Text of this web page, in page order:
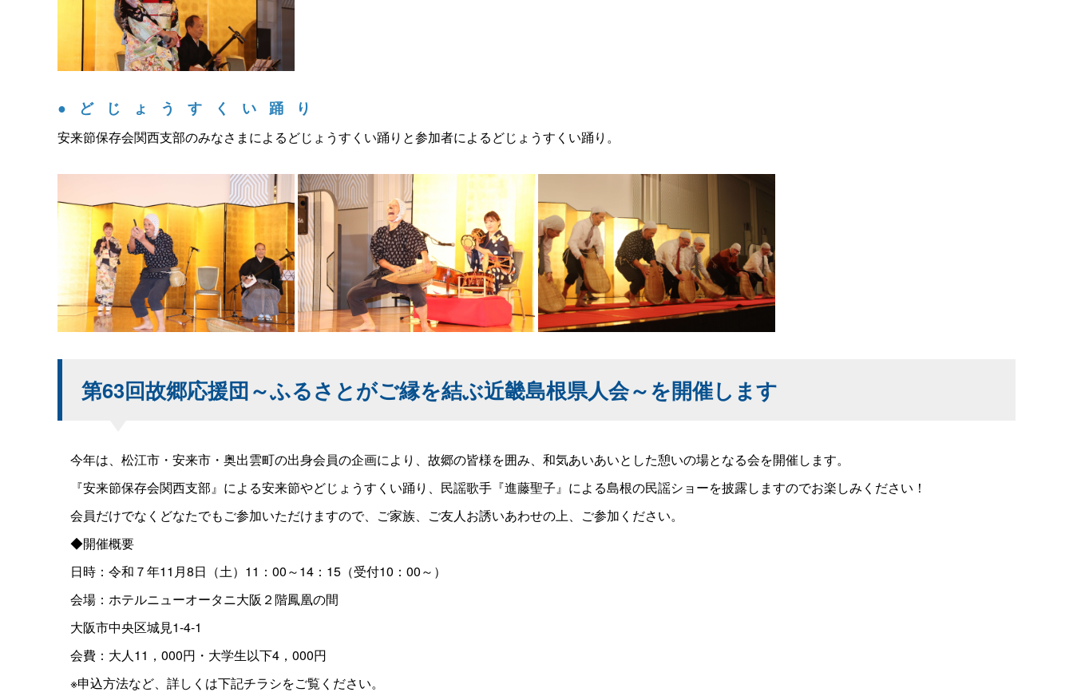
●どじょうすくい踊り
安来節保存会関西支部のみなさまによるどじょうすくい踊りと参加者によるどじょうすくい踊り。
第63回故郷応援団～ふるさとがご縁を結ぶ近畿島根県人会～を開催します
今年は、松江市・安来市・奥出雲町の出身会員の企画により、故郷の皆様を囲み、和気あいあいとした憩いの場となる会を開催します。
『安来節保存会関西支部』による安来節やどじょうすくい踊り、民謡歌手『進藤聖子』による島根の民謡ショーを披露しますのでお楽しみください！
会員だけでなくどなたでもご参加いただけますので、ご家族、ご友人お誘いあわせの上、ご参加ください。
◆開催概要
日時：令和７年11月8日（土）11：00～14：15（受付10：00～）
会場：ホテルニューオータニ大阪２階鳳凰の間
大阪市中央区城見1-4-1
会費：大人11，000円・大学生以下4，000円
※申込方法など、詳しくは下記チラシをご覧ください。